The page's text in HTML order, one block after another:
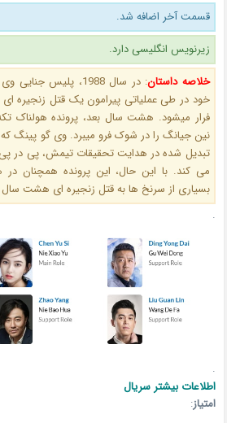
قسمت آخر اضافه شد.
زیرنویس انگلیسی دارد.
خلاصه داستان:
در سال 1988، پلیس
خود در طی عملیاتی پیرامون یک قتل زنجیره
فرار میشود. هشت سال بعد، پرونده
نین جیانگ را در شوک فرو میبرد. وی گو پینگ
تبدیل شده در هدایت تحقیقات تیمش، پی در
می کند. با این حال، این پرونده همچنان در
بسیاری از سرنخ ها به قتل زنجیره ای هشت سال
.
.
اطلاعات بیشتر سریال
امتیاز: